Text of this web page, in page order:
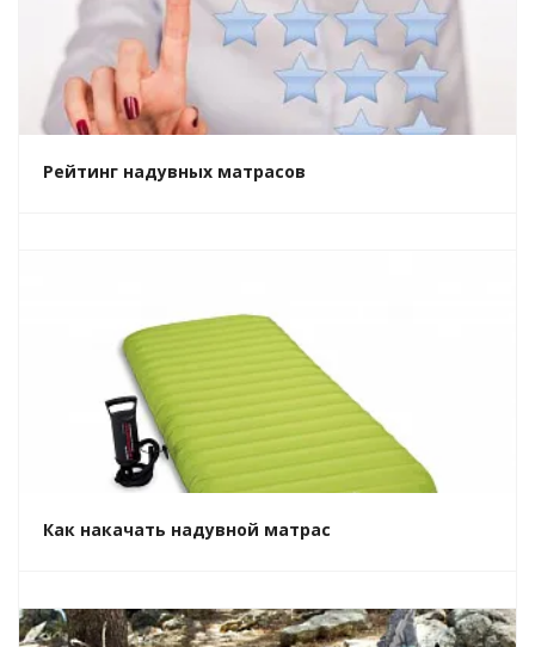
Рейтинг надувных матрасов
Как накачать надувной матрас